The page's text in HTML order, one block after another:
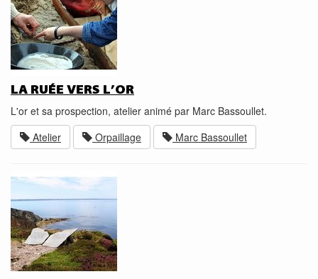
LA RUÉE VERS L’OR
L'or et sa prospection, atelier animé par Marc Bassoullet.
Atelier
Orpaillage Marc Bassoullet